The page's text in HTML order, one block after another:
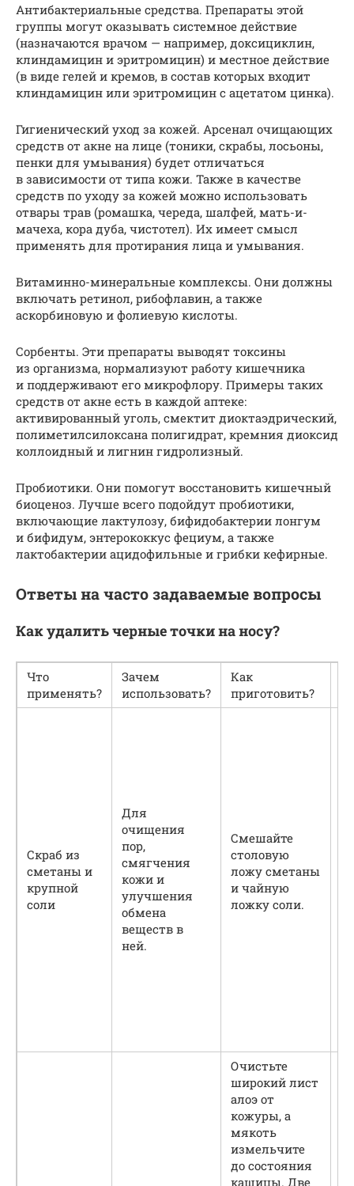
Антибактериальные средства. Препараты этой
группы могут оказывать системное действие
(назначаются врачом — например, доксициклин,
клиндамицин и эритромицин) и местное действие
(в виде гелей и кремов, в состав которых входит
клиндамицин или эритромицин с ацетатом цинка).
Гигиенический уход за кожей. Арсенал очищающих
средств от акне на лице (тоники, скрабы, лосьоны,
пенки для умывания) будет отличаться
в зависимости от типа кожи. Также в качестве
средств по уходу за кожей можно использовать
отвары трав (ромашка, череда, шалфей, мать-и-
мачеха, кора дуба, чистотел). Их имеет смысл
применять для протирания лица и умывания.
Витаминно-минеральные комплексы. Они должны
включать ретинол, рибофлавин, а также
аскорбиновую и фолиевую кислоты.
Сорбенты. Эти препараты выводят токсины
из организма, нормализуют работу кишечника
и поддерживают его микрофлору. Примеры таких
средств от акне есть в каждой аптеке:
активированный уголь, смектит диоктаэдрический,
полиметилсилоксана полигидрат, кремния диоксид
коллоидный и лигнин гидролизный.
Пробиотики. Они помогут восстановить кишечный
биоценоз. Лучше всего подойдут пробиотики,
включающие лактулозу, бифидобактерии лонгум
и бифидум, энтерококкус фециум, а также
лактобактерии ацидофильные и грибки кефирные.
Ответы на часто задаваемые вопросы
Как удалить черные точки на носу?
Что
применять?
Зачем
использовать?
Как
приготовить?
Скраб из
сметаны и
крупной
соли
Для
очищения
пор,
смягчения
кожи и
улучшения
обмена
веществ в
ней.
Смешайте
столовую
ложу сметаны
и чайную
ложку соли.
Очистьте
широкий лист
алоэ от
кожуры, а
мякоть
измельчите
до состояния
кашицы. Две